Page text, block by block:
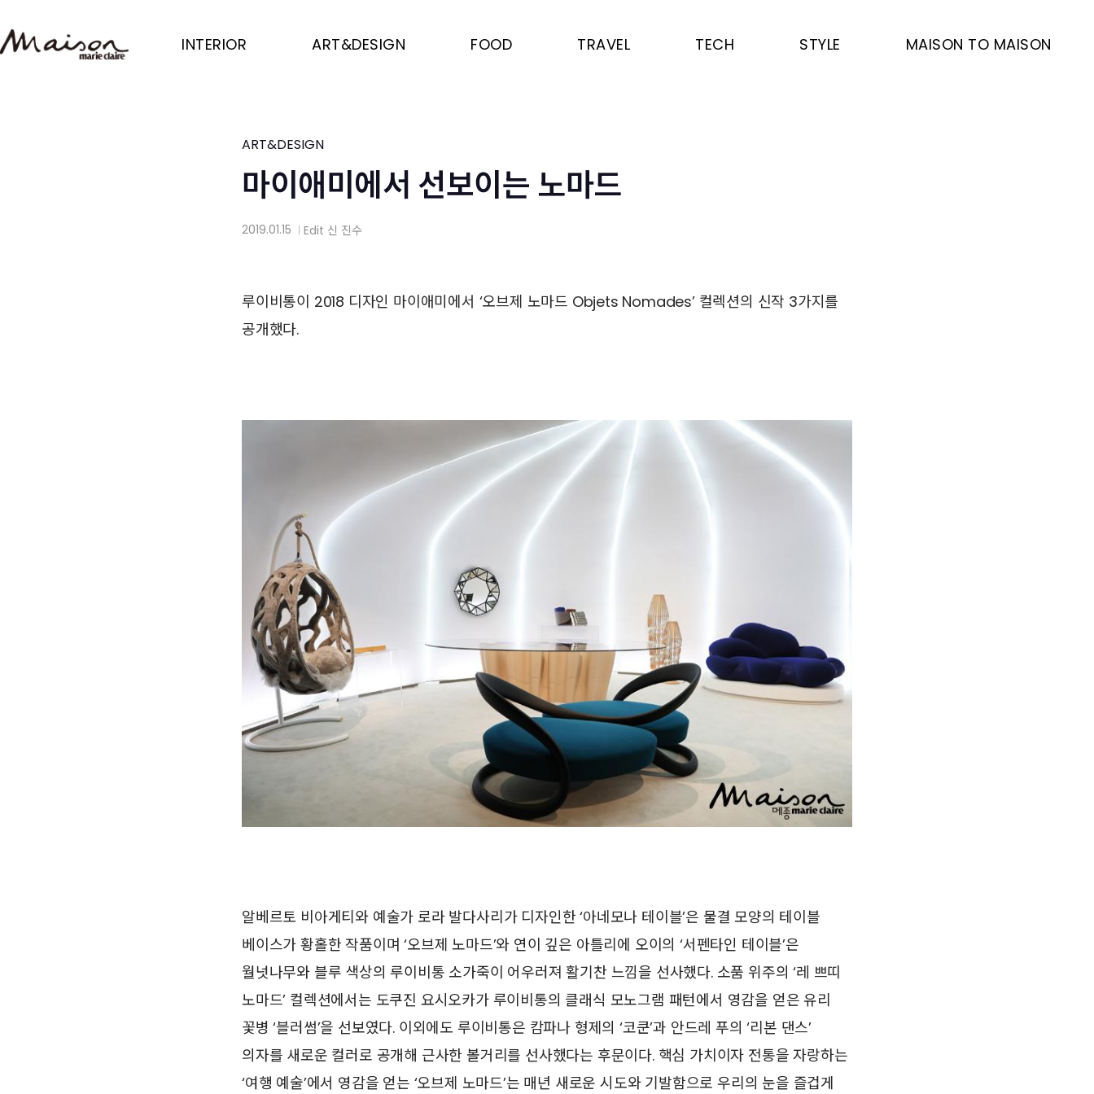
to
main
INTERIOR ART&DESIGN FOOD TRAVEL TECH STYLE MAISON TO MAISON
ART&DESIGN
마이애미에서 선보이는 노마드
2019.01.15 Edit 신 진수
루이비통이 2018 디자인 마이애미에서 ‘오브제 노마드 Objets Nomades’ 컬렉션의 신작 3가지를
공개했다.
알베르토 비아게티와 예술가 로라 발다사리가 디자인한 ‘아네모나 테이블’은 물결 모양의 테이블
베이스가 황홀한 작품이며 ‘오브제 노마드’와 연이 깊은 아틀리에 오이의 ‘서펜타인 테이블’은
월넛나무와 블루 색상의 루이비통 소가죽이 어우러져 활기찬 느낌을 선사했다. 소품 위주의 ‘레 쁘띠
노마드’ 컬렉션에서는 도쿠진 요시오카가 루이비통의 클래식 모노그램 패턴에서 영감을 얻은 유리
꽃병 ‘블러썸’을 선보였다. 이외에도 루이비통은 캄파나 형제의 ‘코쿤’과 안드레 푸의 ‘리본 댄스’
의자를 새로운 컬러로 공개해 근사한 볼거리를 선사했다는 후문이다. 핵심 가치이자 전통을 자랑하는
‘여행 예술’에서 영감을 얻는 ‘오브제 노마드’는 매년 새로운 시도와 기발함으로 우리의 눈을 즐겁게